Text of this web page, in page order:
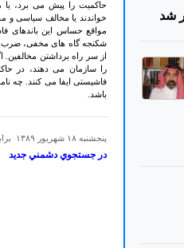
حاکمیت را پیش می برد،
خواندند یا مخالف سیاسی و
مواقع حساس این باندهای
شکنجه گاه های مخفی، ضرب
از سر راه برداشتن
را سازمان می دهند، در
فاشیستی ایفا می کنند. چه
باشد.
پنجشنبه ۱۸ شهريور ۱۳۸۹ برابر با ۰۹ سپتامبر ۲۰۱۰
در جستجوي دشمني جديد